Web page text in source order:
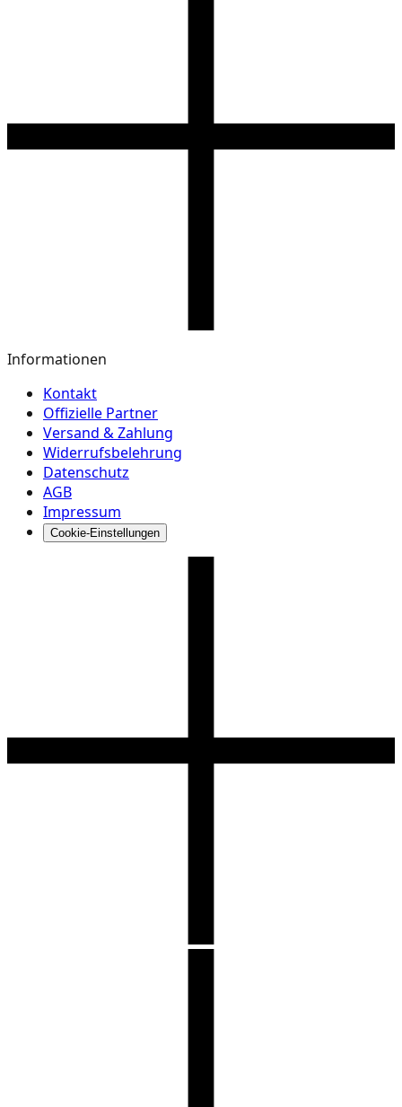
Informationen
Kontakt
Offizielle Partner
Versand & Zahlung
Widerrufsbelehrung
Datenschutz
AGB
Impressum
Cookie-Einstellungen